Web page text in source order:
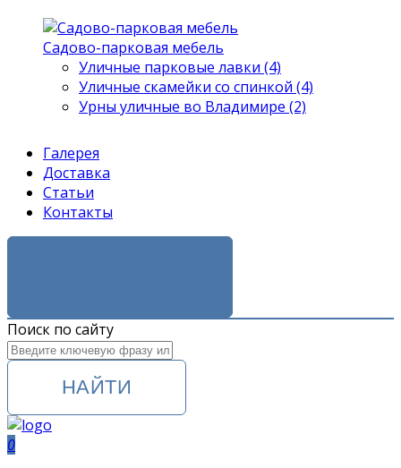
Садово-парковая мебель
Уличные парковые лавки (4)
Уличные скамейки со спинкой (4)
Урны уличные во Владимире (2)
Галерея
Доставка
Статьи
Контакты
Поиск по сайту
НАЙТИ
0